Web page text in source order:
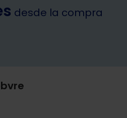
desde la compra